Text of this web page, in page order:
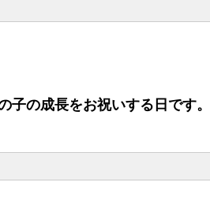
子の成長をお祝いする日です。